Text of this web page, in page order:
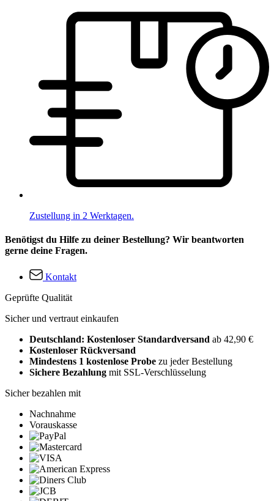
Zustellung in 2 Werktagen.
Benötigst du Hilfe zu deiner Bestellung? Wir beantworten
gerne deine Fragen.
Kontakt
Geprüfte Qualität
Sicher und vertraut einkaufen
Deutschland: Kostenloser Standardversand ab 42,90 €
Kostenloser Rückversand
Mindestens 1 kostenlose Probe zu jeder Bestellung
Sichere Bezahlung mit SSL-Verschlüsselung
Sicher bezahlen mit
Nachnahme
Vorauskasse